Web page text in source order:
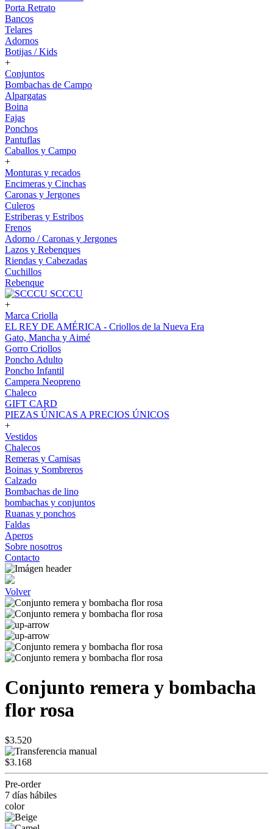
Porta Retrato
Bancos
Telares
Adornos
Botijas / Kids
+
Conjuntos
Bombachas de Campo
Alpargatas
Boina
Fajas
Ponchos
Pantuflas
Caballos y Campo
+
Monturas y recados
Encimeras y Cinchas
Caronas y Jergones
Culeros
Estriberas y Estribos
Frenos
Adorno / Caronas y Jergones
Lazos y Rebenques
Riendas y Cabezadas
Cuchillos
Rebenque
SCCCU
+
Marca Criolla
EL REY DE AMÉRICA - Criollos de la Nueva Era
Gato, Mancha y Aimé
Gorro Criollos
Poncho Adulto
Poncho Infantil
Campera Neopreno
Chaleco
GIFT CARD
PIEZAS ÚNICAS A PRECIOS ÚNICOS
+
Vestidos
Chalecos
Remeras y Camisas
Boinas y Sombreros
Calzado
Bombachas de lino
bombachas y conjuntos
Ruanas y ponchos
Faldas
Aperos
Sobre nosotros
Contacto
Volver
Conjunto remera y bombacha
flor rosa
$3.520
$3.168
Pre-order
7 días hábiles
color